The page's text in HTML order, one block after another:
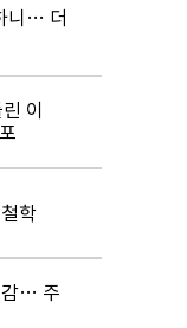
니… 더
이
학
감… 주